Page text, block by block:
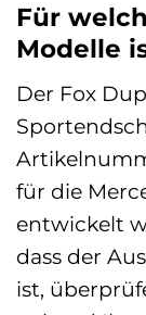
Für
Modelle
Der Fox
für die
entwickelt
dass der
ist,